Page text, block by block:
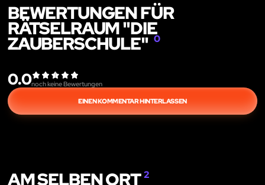
BEWERTUNGEN FÜR
RÄTSELRAUM "DIE
ZAUBERSCHULE"0
0.0noch keine Bewertungen
EINEN KOMMENTAR HINTERLASSEN
AM SELBEN ORT2